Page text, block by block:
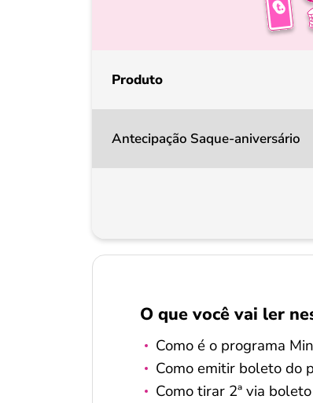
Produto
Antecipação Saque-aniversário
O que você vai ler
Como é o programa
Como emitir boleto do
Como tirar 2ª via